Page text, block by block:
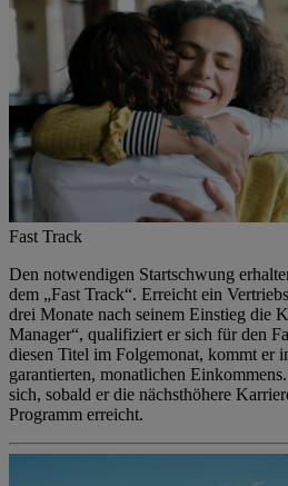
Fast Track
Den notwendigen Startschwung
dem „Fast Track“. Erreicht ein
drei Monate nach seinem Einstieg die
Manager“, qualifiziert er sich für den
diesen Titel im Folgemonat, kommt er
garantierten, monatlichen
sich, sobald er die nächsthöhere
Programm erreicht.